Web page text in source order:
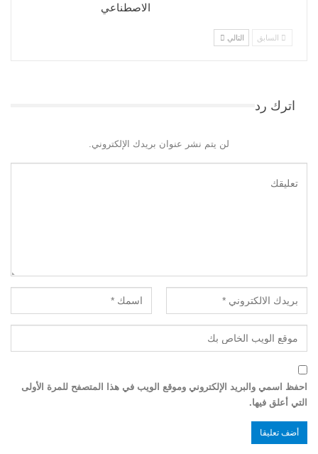
الاصطناعي
السابق التالي
اترك رد
لن يتم نشر عنوان بريدك الإلكتروني.
احفظ اسمي والبريد الإلكتروني وموقع الويب في هذا المتصفح للمرة الأولى
التي أعلق فيها.